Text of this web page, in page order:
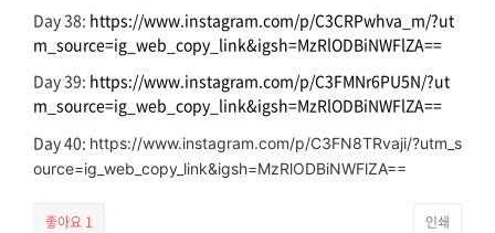
Day 38: https://www.instagram.com/p/C3CRPwhva_m/?ut
m_source=ig_web_copy_link&igsh=MzRlODBiNWFlZA==
Day 39: https://www.instagram.com/p/C3FMNr6PU5N/?ut
m_source=ig_web_copy_link&igsh=MzRlODBiNWFlZA==
Day 40: https://www.instagram.com/p/C3FN8TRvaji/?utm_s
ource=ig_web_copy_link&igsh=MzRlODBiNWFlZA==
좋아요 1 인쇄